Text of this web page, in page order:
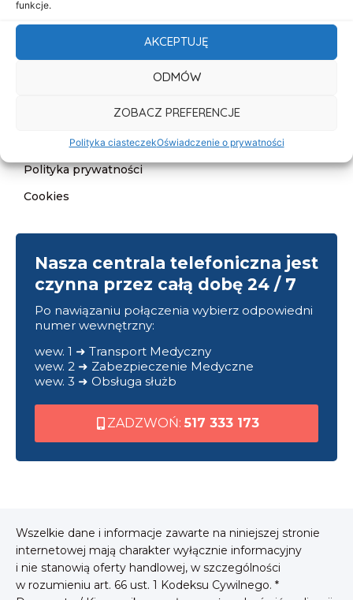
funkcje.
AKCEPTUJĘ
ODMÓW
ZOBACZ PREFERENCJE
Polityka ciasteczekOświadczenie o prywatności
Cennik
Kontakt
Deklaracja dostępności
Klauzula informacyjna
Polityka prywatności
Cookies
Nasza centrala telefoniczna jest
czynna przez całą dobę 24 / 7
Po nawiązaniu połączenia wybierz odpowiedni
numer wewnętrzny:
wew. 1 ➜ Transport Medyczny
wew. 2 ➜ Zabezpieczenie Medyczne
wew. 3 ➜ Obsługa służb
ZADZWOŃ: 517 333 173
Wszelkie dane i informacje zawarte na niniejszej stronie
internetowej mają charakter wyłącznie informacyjny
i nie stanowią oferty handlowej, w szczególności
w rozumieniu art. 66 ust. 1 Kodeksu Cywilnego. *